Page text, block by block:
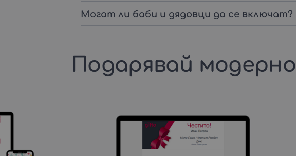
Могат ли баби и дядовци да се включат?
Подарявай модерно